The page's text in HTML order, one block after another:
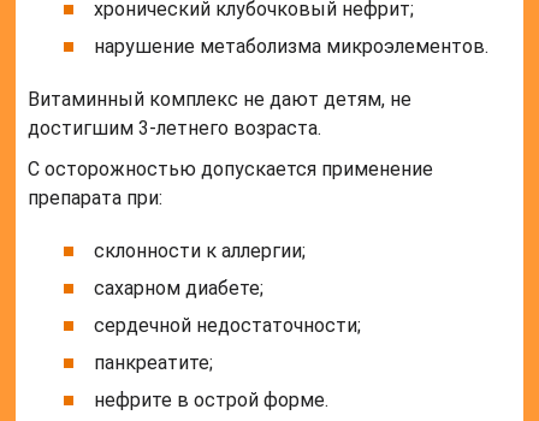
хронический клубочковый нефрит;
нарушение метаболизма микроэлементов.
Витаминный комплекс не дают детям, не
достигшим 3-летнего возраста.
С осторожностью допускается применение
препарата при:
склонности к аллергии;
сахарном диабете;
сердечной недостаточности;
панкреатите;
нефрите в острой форме.